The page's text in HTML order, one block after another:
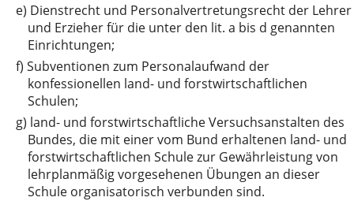
e) Dienstrecht und Personalvertretungsrecht der Lehrer
und Erzieher für die unter den lit. a bis d genannten
Einrichtungen;
f) Subventionen zum Personalaufwand der
konfessionellen land- und forstwirtschaftlichen
Schulen;
g) land- und forstwirtschaftliche Versuchsanstalten des
Bundes, die mit einer vom Bund erhaltenen land- und
forstwirtschaftlichen Schule zur Gewährleistung von
lehrplanmäßig vorgesehenen Übungen an dieser
Schule organisatorisch verbunden sind.